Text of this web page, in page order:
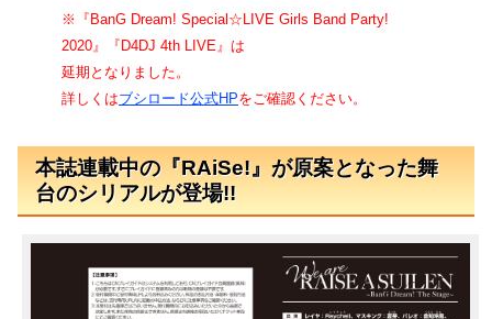
※『BanG Dream! Special☆LIVE Girls Band Party!
2020』『D4DJ 4th LIVE』は
延期となりました。
詳しくはブシロード公式HPをご確認ください。
本誌連載中の『RAiSe!』が原案となった舞
台のシリアルが登場!!